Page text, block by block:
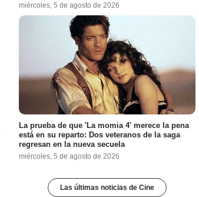
miércoles, 5 de agosto de 2026
La prueba de que 'La momia 4' merece la pena
está en su reparto: Dos veteranos de la saga
regresan en la nueva secuela
miércoles, 5 de agosto de 2026
Las últimas noticias de Cine